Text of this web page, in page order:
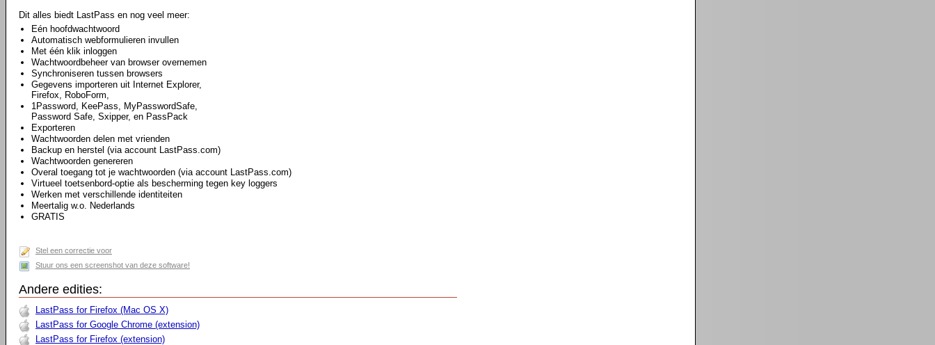
Dit alles biedt LastPass en nog veel meer:
Eén hoofdwachtwoord
Automatisch webformulieren invullen
Met één klik inloggen
Wachtwoordbeheer van browser overnemen
Synchroniseren tussen browsers
Gegevens importeren uit Internet Explorer,
Firefox, RoboForm,
1Password, KeePass, MyPasswordSafe,
Password Safe, Sxipper, en PassPack
Exporteren
Wachtwoorden delen met vrienden
Backup en herstel (via account LastPass.com)
Wachtwoorden genereren
Overal toegang tot je wachtwoorden (via account LastPass.com)
Virtueel toetsenbord-optie als bescherming tegen key loggers
Werken met verschillende identiteiten
Meertalig w.o. Nederlands
GRATIS
Stel een correctie voor
Stuur ons een screenshot van deze software!
Andere edities:
LastPass for Firefox (Mac OS X)
LastPass for Google Chrome (extension)
LastPass for Firefox (extension)